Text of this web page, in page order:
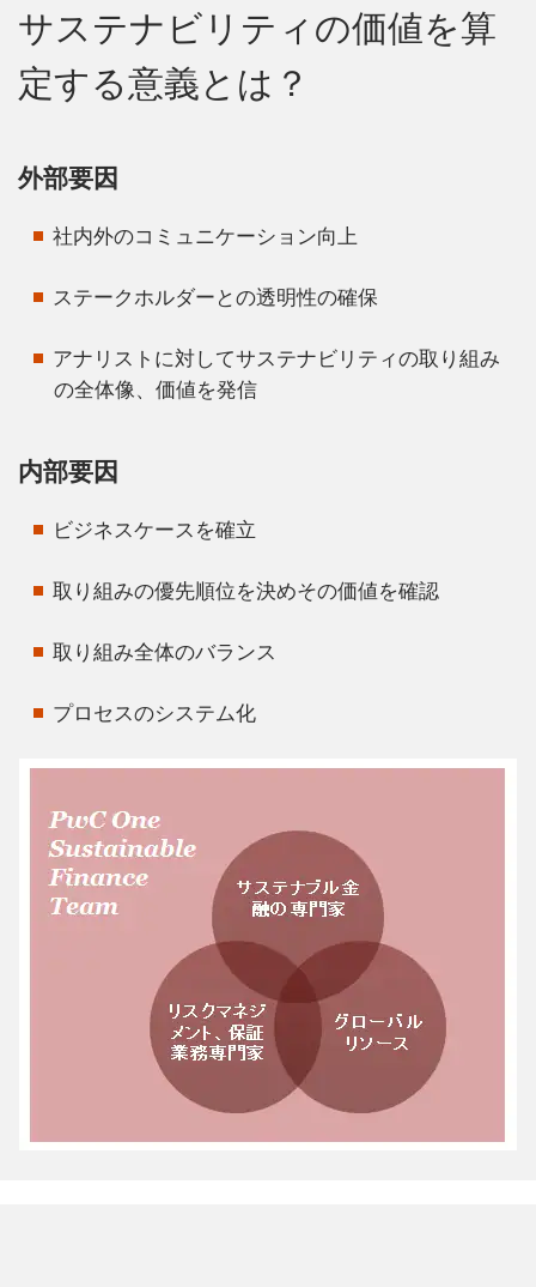
サステナビリティの価値を算
定する意義とは？
外部要因
社内外のコミュニケーション向上
ステークホルダーとの透明性の確保
アナリストに対してサステナビリティの取り組み
の全体像、価値を発信
内部要因
ビジネスケースを確立
取り組みの優先順位を決めその価値を確認
取り組み全体のバランス
プロセスのシステム化